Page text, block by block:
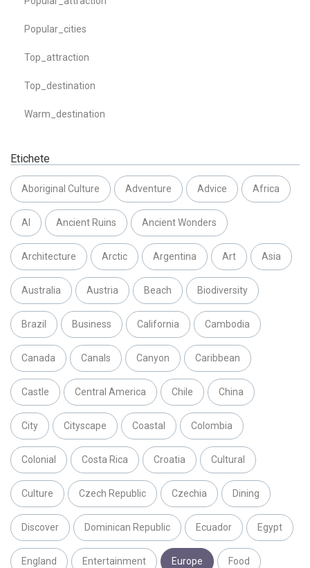
Popular_cities
Top_attraction
Top_destination
Warm_destination
Etichete
Aboriginal Culture Adventure Advice Africa
AI Ancient Ruins Ancient Wonders
Architecture Arctic Argentina Art Asia
Australia Austria Beach Biodiversity
Brazil Business California Cambodia
Canada Canals Canyon Caribbean
Castle Central America Chile China
City Cityscape Coastal Colombia
Colonial Costa Rica Croatia Cultural
Culture Czech Republic Czechia Dining
Discover Dominican Republic Ecuador Egypt
England Entertainment Europe Food